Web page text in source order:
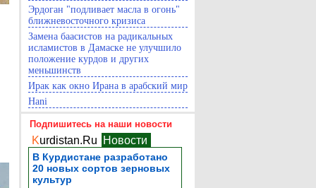
Эрдоган "подливает масла в огонь"
ближневосточного кризиса
Замена баасистов на радикальных
исламистов в Дамаске не улучшило
положение курдов и других
меньшинств
Ирак как окно Ирана в арабский мир
Hani
Подпишитесь на наши новости
Kurdistan.Ru Новости
В Курдистане разработано
20 новых сортов зерновых
культур